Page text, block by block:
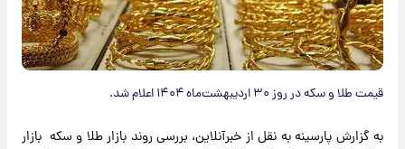
قیمت طلا و سکه در روز ۳۰ اردیبهشت‌ماه ۱۴۰۴ اعلام شد.
به گزارش پارسینه به نقل از خبرآنلاین، بررسی روند بازار طلا و سکه بازار